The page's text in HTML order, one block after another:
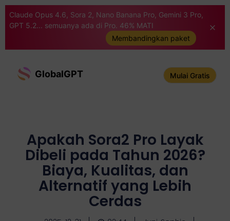
Claude Opus 4.6, Sora 2, Nano Banana Pro, Gemini 3 Pro,
GPT 5.2... semuanya ada di Pro. 46% MATI
Membandingkan paket
GlobalGPT Mulai Gratis
Apakah Sora2 Pro Layak
Dibeli pada Tahun 2026?
Biaya, Kualitas, dan
Alternatif yang Lebih
Cerdas